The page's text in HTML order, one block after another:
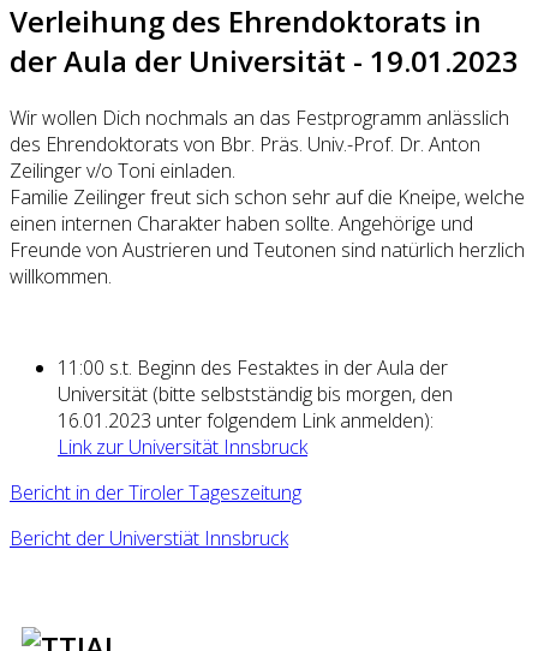
Verleihung des Ehrendoktorats in
der Aula der Universität - 19.01.2023
Wir wollen Dich nochmals an das Festprogramm anlässlich
des Ehrendoktorats von Bbr. Präs. Univ.-Prof. Dr. Anton
Zeilinger v/o Toni einladen.
Familie Zeilinger freut sich schon sehr auf die Kneipe, welche
einen internen Charakter haben sollte. Angehörige und
Freunde von Austrieren und Teutonen sind natürlich herzlich
willkommen.
11:00 s.t. Beginn des Festaktes in der Aula der
Universität (bitte selbstständig bis morgen, den
16.01.2023 unter folgendem Link anmelden):
Link zur Universität Innsbruck
Bericht in der Tiroler Tageszeitung
Bericht der Universtiät Innsbruck